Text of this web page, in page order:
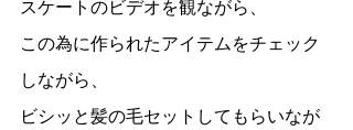
スケートのビデオを観ながら、
この為に作られたアイテムをチェック
しながら、
ビシッと髪の毛セットしてもらいなが